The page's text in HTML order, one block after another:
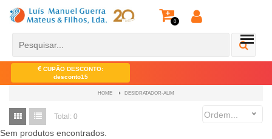
0
CUPÃO DESCONTO:
desconto15
HOME DESIDRATADOR-ALIM
Total: 0
Ordem...
Sem produtos encontrados.